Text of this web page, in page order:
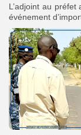
L’adjoint au
événement